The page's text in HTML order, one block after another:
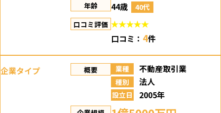
年齢 44歳
40代
口コミ評価
口コミ： 4件
企業タイプ 概要 業種 不動産取引業
種別 法人
設立日 2005年